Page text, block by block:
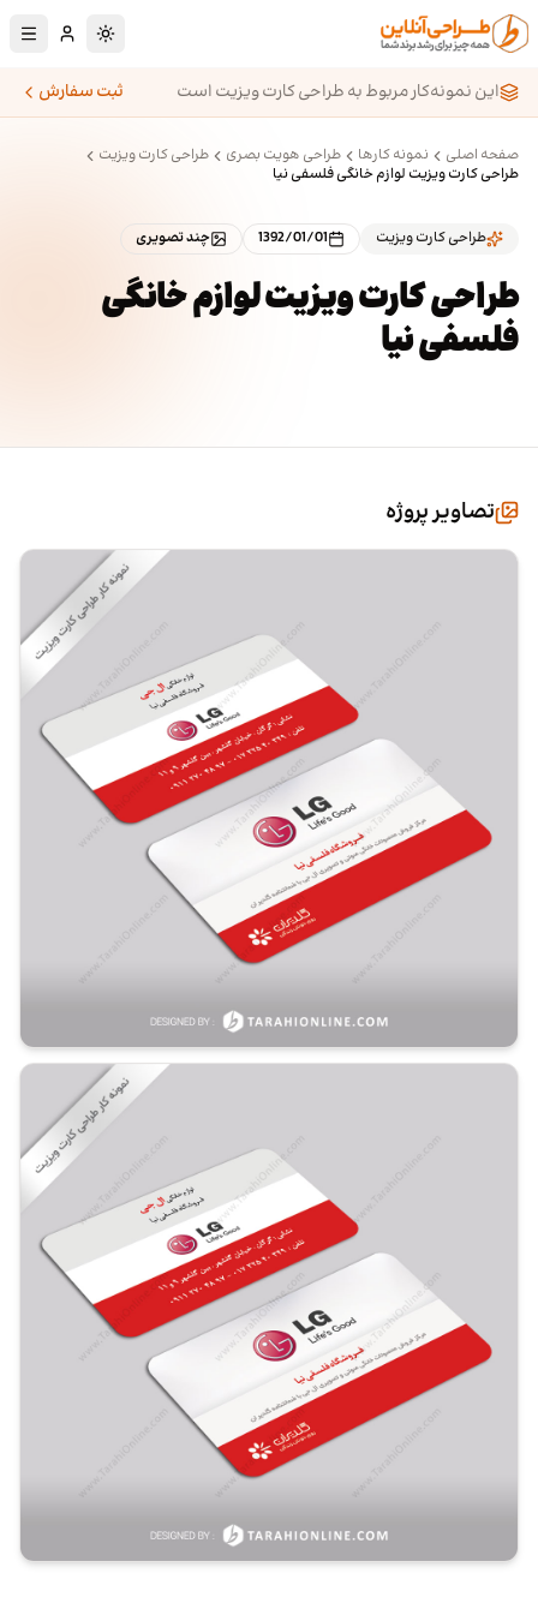
پرش به محتوای اصلی
تغییر به حالت
این نمونه‌کار مربوط به طراحی کارت ویزیت است
ثبت سفارش
صفحه اصلی نمونه کارها طراحی هویت بصری
طراحی کارت ویزیت
طراحی کارت ویزیت لوازم خانگی فلسفی نیا
طراحی کارت ویزیت 1392/01/01 چند تصویری
طراحی کارت ویزیت لوازم خانگی
فلسفی نیا
تصاویر پروژه